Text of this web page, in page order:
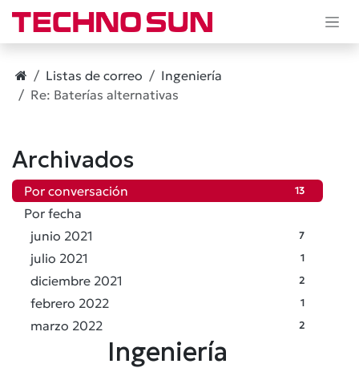
Ir al contenido
Listas de correo
Ingeniería
Re: Baterías alternativas
Archivados
Por conversación 13
Por fecha
junio 2021
7
julio 2021 1
diciembre 2021 2
febrero 2022 1
marzo 2022 2
Ingeniería